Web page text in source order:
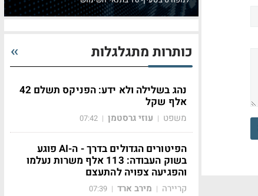
כותרות מתגלגלות
נהג בשלילה ולא ידע: הפניקס תשלם 42
אלף שקל
משפט | עוזי גרסטמן |
07:42
הפיטורים הגדולים בדרך - ה-AI פוגע
בשוק העבודה: 113 אלף משרות נעלמו
והפגיעה צפויה להתעצם
קריירה | מירב ארד |
07:39